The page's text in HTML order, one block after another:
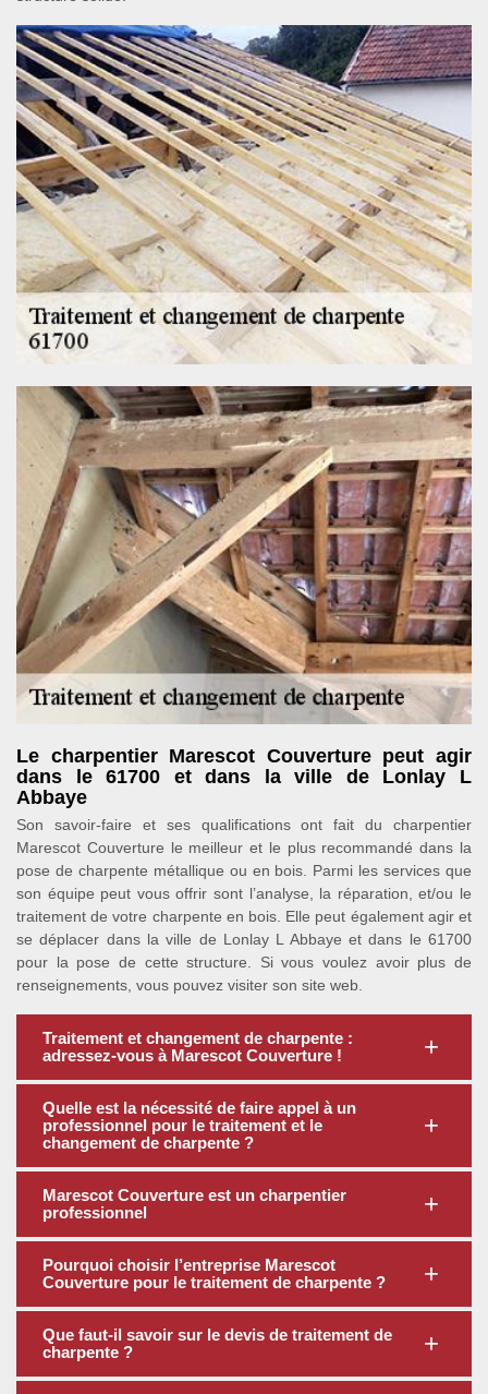
Le charpentier Marescot Couverture peut agir
dans le 61700 et dans la ville de Lonlay L
Abbaye
Son savoir-faire et ses qualifications ont fait du charpentier
Marescot Couverture le meilleur et le plus recommandé dans la
pose de charpente métallique ou en bois. Parmi les services que
son équipe peut vous offrir sont l’analyse, la réparation, et/ou le
traitement de votre charpente en bois. Elle peut également agir et
se déplacer dans la ville de Lonlay L Abbaye et dans le 61700
pour la pose de cette structure. Si vous voulez avoir plus de
renseignements, vous pouvez visiter son site web.
Traitement et changement de charpente :
adressez-vous à Marescot Couverture !
Quelle est la nécessité de faire appel à un
professionnel pour le traitement et le
changement de charpente ?
Marescot Couverture est un charpentier
professionnel
Pourquoi choisir l’entreprise Marescot
Couverture pour le traitement de charpente ?
Que faut-il savoir sur le devis de traitement de
charpente ?